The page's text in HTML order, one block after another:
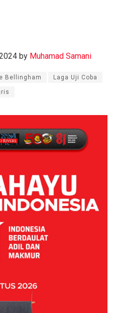
by Muhamad Samani
Bellingham Laga Uji Coba